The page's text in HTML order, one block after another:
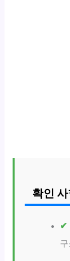
확인